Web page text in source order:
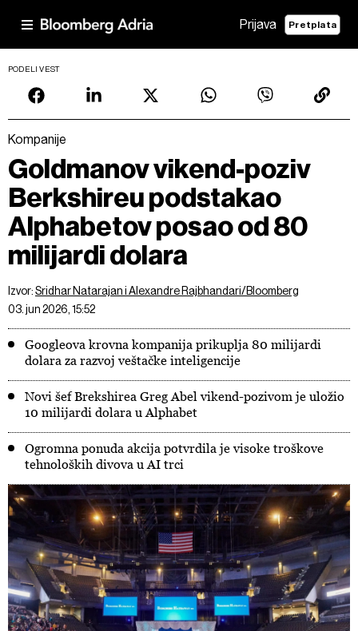
Prijava Pretplata
PODELI VEST
Kompanije
Goldmanov vikend-poziv
Berkshireu podstakao
Alphabetov posao od 80
milijardi dolara
Izvor:Sridhar Natarajan i Alexandre Rajbhandari/Bloomberg
03. jun 2026, 15:52
Googleova krovna kompanija prikuplja 80 milijardi
dolara za razvoj veštačke inteligencije
Novi šef Brekshirea Greg Abel vikend-pozivom je uložio
10 milijardi dolara u Alphabet
Ogromna ponuda akcija potvrdila je visoke troškove
tehnoloških divova u AI trci